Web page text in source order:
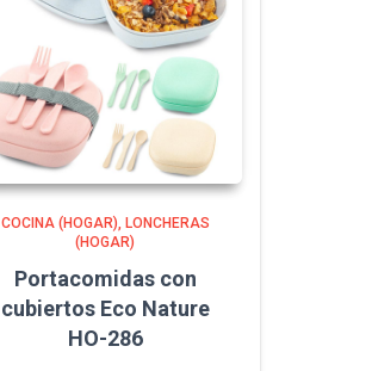
COCINA (HOGAR)
LONCHERAS
(HOGAR)
Portacomidas con
cubiertos Eco Nature
HO-286